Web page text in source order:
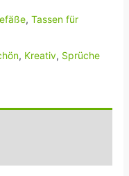
, Tassen für
, Kreativ, Sprüche